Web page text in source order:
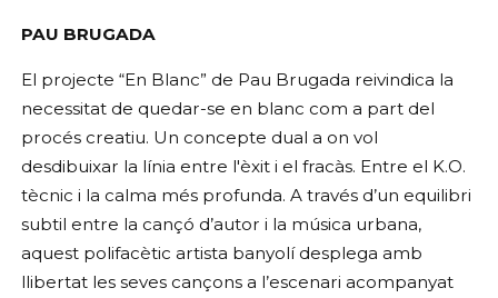
PAU BRUGADA
El projecte “En Blanc” de Pau Brugada reivindica la
necessitat de quedar-se en blanc com a part del
procés creatiu. Un concepte dual a on vol
desdibuixar la línia entre l'èxit i el fracàs. Entre el K.O.
tècnic i la calma més profunda. A través d’un equilibri
subtil entre la cançó d’autor i la música urbana,
aquest polifacètic artista banyolí desplega amb
llibertat les seves cançons a l’escenari acompanyat